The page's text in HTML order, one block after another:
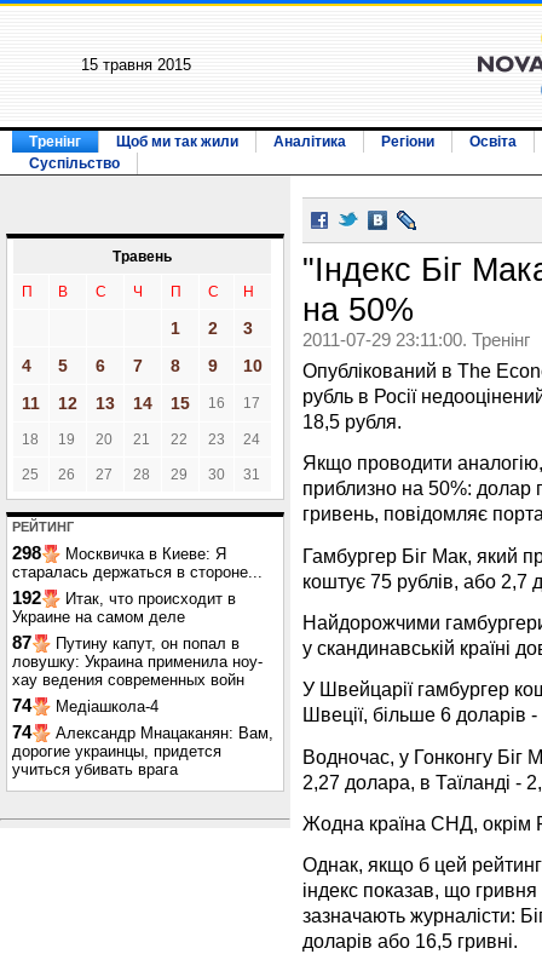
15 травня 2015
Тренінг Щоб ми так жили Аналітика Регіони
Освіта
Суспільство
Травень
П В С Ч П С Н
1 2
3
4
5 6 7 8 9
10
11
12 13 14 15 16 17
18 19 20 21 22 23 24
25 26 27 28 29 30 31
РЕЙТИНГ
298
Москвичка в Киеве: Я
старалась держаться в стороне...
192
Итак, что происходит в
Украине на самом деле
87
Путину капут, он попал в
ловушку: Украина применила ноу-
хау ведения современных войн
74 Медіашкола-4
74
Александр Мнацаканян: Вам,
дорогие украинцы, придется
учиться убивать врага
"Індекс Біг
на 50%
2011-07-29 23:11:00. Тренінг
Опублікований в The
рубль в Росії
18,5 рубля.
Якщо проводити аналогію,
приблизно на 50%: долар
гривень, повідомляє
Гамбургер Біг Мак, який
коштує 75 рублів, або
Найдорожчими
у скандинавській країні
У Швейцарії гамбургер
Швеції, більше 6 доларів -
Водночас, у Гонконгу Біг
2,27 долара, в Таїланді -
Жодна країна СНД, окрім
Однак, якщо б цей
індекс показав, що
зазначають журналісти:
доларів або 16,5 гривні.